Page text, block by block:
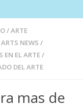
/ARTE
ARTS NEWS /
EN EL ARTE/
DEL ARTE
mas de